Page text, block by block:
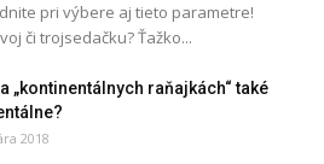
pri výbere aj tieto parametre!
či trojsedačku? Ťažko...
„kontinentálnych raňajkách“ také
2018